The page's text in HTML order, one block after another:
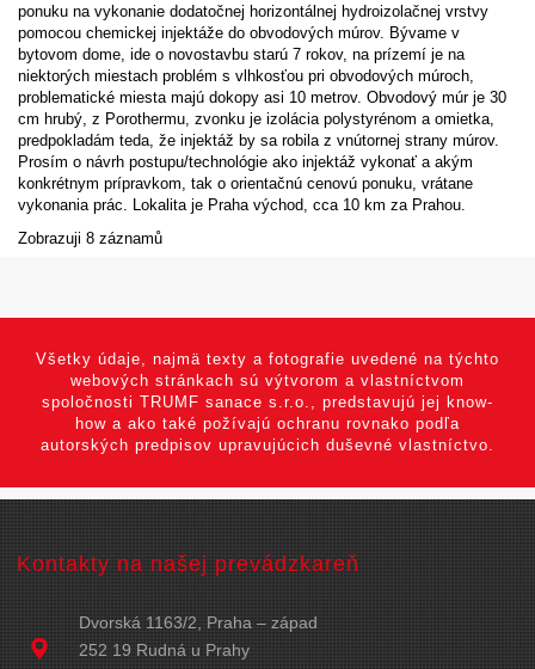
ponuku na vykonanie dodatočnej horizontálnej hydroizolačnej vrstvy
pomocou chemickej injektáže do obvodových múrov. Bývame v
bytovom dome, ide o novostavbu starú 7 rokov, na prízemí je na
niektorých miestach problém s vlhkosťou pri obvodových múroch,
problematické miesta majú dokopy asi 10 metrov. Obvodový múr je 30
cm hrubý, z Porothermu, zvonku je izolácia polystyrénom a omietka,
predpokladám teda, že injektáž by sa robila z vnútornej strany múrov.
Prosím o návrh postupu/technológie ako injektáž vykonať a akým
konkrétnym prípravkom, tak o orientačnú cenovú ponuku, vrátane
vykonania prác. Lokalita je Praha východ, cca 10 km za Prahou.
Zobrazuji 8 záznamů
Všetky údaje, najmä texty a fotografie uvedené na týchto
webových stránkach sú výtvorom a vlastníctvom
spoločnosti TRUMF sanace s.r.o., predstavujú jej know-
how a ako také požívajú ochranu rovnako podľa
autorských predpisov upravujúcich duševné vlastníctvo.
Kontakty na našej prevádzkareň
Dvorská 1163/2, Praha – západ
252 19 Rudná u Prahy